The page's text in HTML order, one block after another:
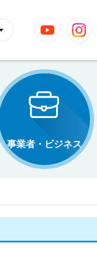
YouTube
事業者・ビジネス